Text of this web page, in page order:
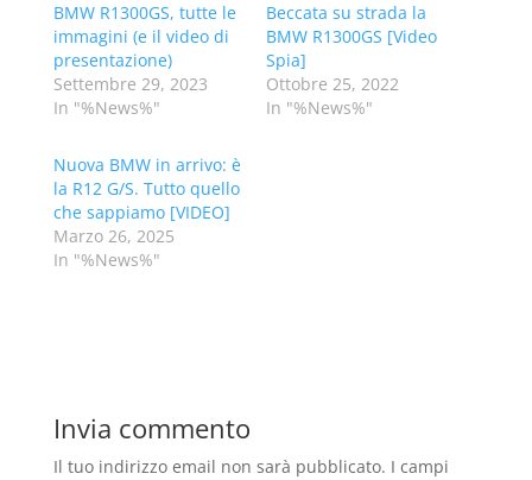
BMW R1300GS, tutte le
immagini (e il video di
presentazione)
Settembre 29, 2023
In "%News%"
Beccata su strada la
BMW R1300GS [Video
Spia]
Ottobre 25, 2022
In "%News%"
Nuova BMW in arrivo: è
la R12 G/S. Tutto quello
che sappiamo [VIDEO]
Marzo 26, 2025
In "%News%"
Invia commento
Il tuo indirizzo email non sarà pubblicato. I campi